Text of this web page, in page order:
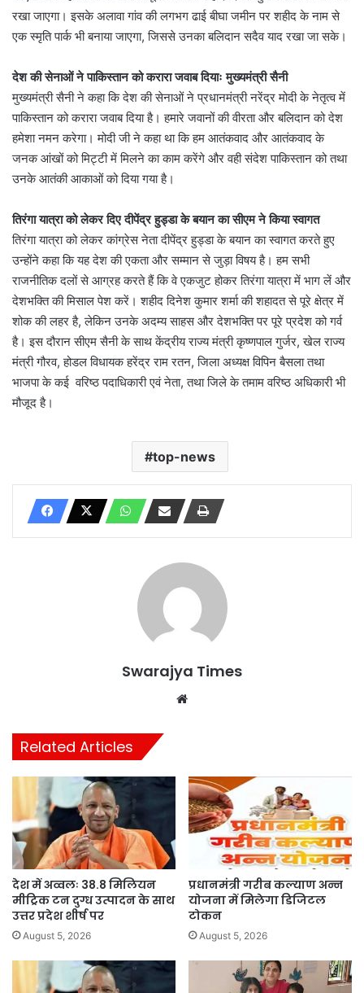
रखा जाएगा। इसके अलावा गांव की लगभग ढाई बीघा जमीन पर शहीद के नाम से
एक स्मृति पार्क भी बनाया जाएगा, जिससे उनका बलिदान सदैव याद रखा जा सके।
देश की सेनाओं ने पाकिस्तान को करारा जवाब दियाः मुख्यमंत्री सैनी
मुख्यमंत्री सैनी ने कहा कि देश की सेनाओं ने प्रधानमंत्री नरेंद्र मोदी के नेतृत्व में
पाकिस्तान को करारा जवाब दिया है। हमारे जवानों की वीरता और बलिदान को देश
हमेशा नमन करेगा। मोदी जी ने कहा था कि हम आतंकवाद और आतंकवाद के
जनक आंखों को मिट्टी में मिलने का काम करेंगे और वही संदेश पाकिस्तान को तथा
उनके आतंकी आकाओं को दिया गया है।
तिरंगा यात्रा को लेकर दिए दीपेंद्र हुड्डा के बयान का सीएम ने किया स्वागत
तिरंगा यात्रा को लेकर कांग्रेस नेता दीपेंद्र हुड्डा के बयान का स्वागत करते हुए
उन्होंने कहा कि यह देश की एकता और सम्मान से जुड़ा विषय है। हम सभी
राजनीतिक दलों से आग्रह करते हैं कि वे एकजुट होकर तिरंगा यात्रा में भाग लें और
देशभक्ति की मिसाल पेश करें। शहीद दिनेश कुमार शर्मा की शहादत से पूरे क्षेत्र में
शोक की लहर है, लेकिन उनके अदम्य साहस और देशभक्ति पर पूरे प्रदेश को गर्व
है। इस दौरान सीएम सैनी के साथ केंद्रीय राज्य मंत्री कृष्णपाल गुर्जर, खेल राज्य
मंत्री गौरव, होडल विधायक हरेंद्र राम रतन, जिला अध्यक्ष विपिन बैसला तथा
भाजपा के कई वरिष्ठ पदाधिकारी एवं नेता, तथा जिले के तमाम वरिष्ठ अधिकारी भी
मौजूद है।
top-news
Swarajya Times
Related Articles
देश में अव्वलः 38.8 मिलियन
मीट्रिक टन दुग्ध उत्पादन के साथ
उत्तर प्रदेश शीर्ष पर
August 5, 2026
प्रधानमंत्री गरीब कल्याण अन्न
योजना में मिलेगा डिजिटल
टोकन
August 5, 2026